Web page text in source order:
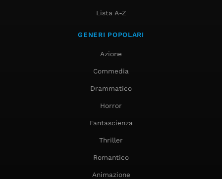
Lista A-Z
GENERI POPOLARI
Azione
Commedia
Drammatico
Horror
Fantascienza
Thriller
Romantico
Animazione